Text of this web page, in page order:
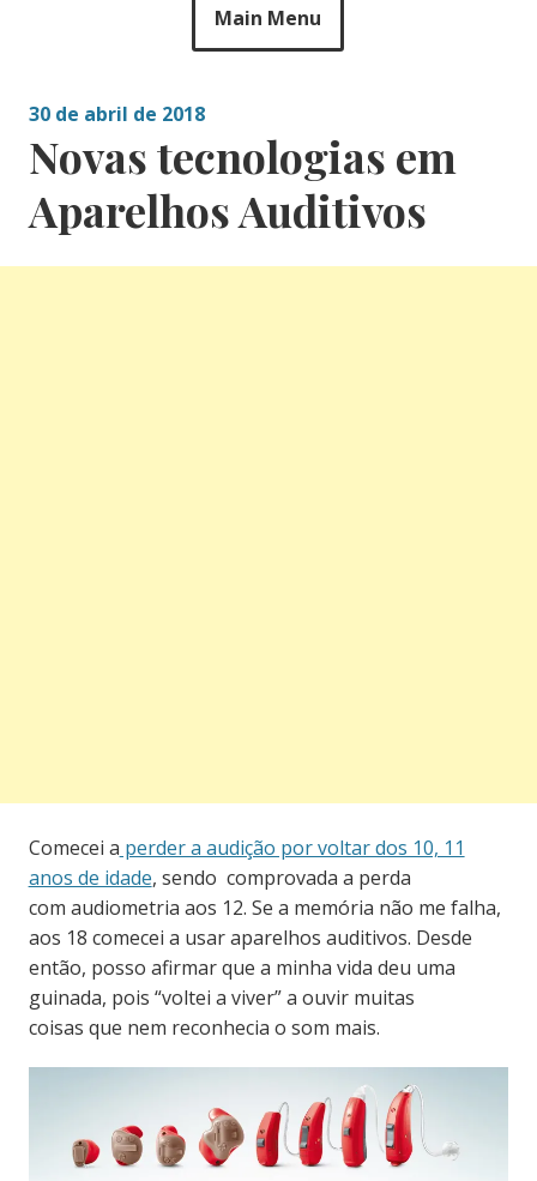
Main Menu
30 de abril de 2018
Novas tecnologias em
Aparelhos Auditivos
Comecei a perder a audição por voltar dos 10, 11
anos de idade, sendo comprovada a perda
com audiometria aos 12. Se a memória não me falha,
aos 18 comecei a usar aparelhos auditivos. Desde
então, posso afirmar que a minha vida deu uma
guinada, pois “voltei a viver” a ouvir muitas
coisas que nem reconhecia o som mais.